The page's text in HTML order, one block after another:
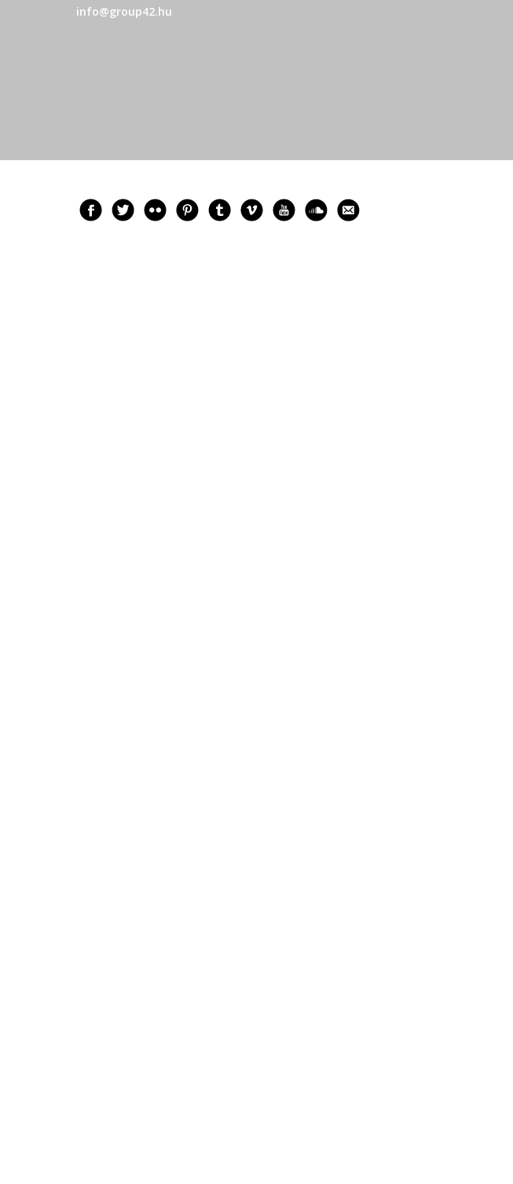
info@group42.hu